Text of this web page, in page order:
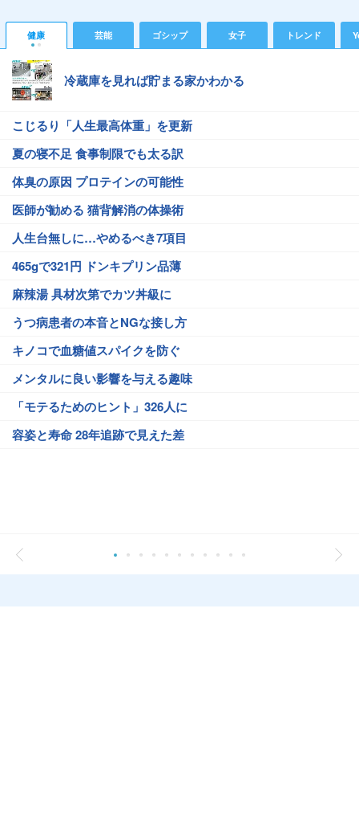
健康 芸能 ゴシップ 女子 トレンド
冷蔵庫を見れば貯まる家かわかる
こじるり「人生最高体重」を更新
夏の寝不足 食事制限でも太る訳
体臭の原因 プロテインの可能性
医師が勧める 猫背解消の体操術
人生台無しに…やめるべき7項目
465gで321円 ドンキプリン品薄
麻辣湯 具材次第でカツ丼級に
うつ病患者の本音とNGな接し方
キノコで血糖値スパイクを防ぐ
メンタルに良い影響を与える趣味
「モテるためのヒント」326人に
容姿と寿命 28年追跡で見えた差